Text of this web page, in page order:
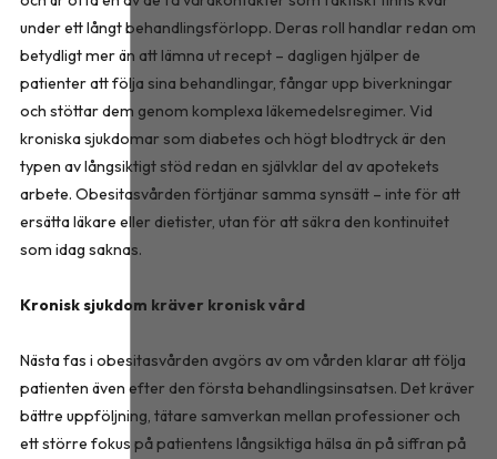
under ett långt behandlingsförlopp. Deras roll handlar redan om
betydligt mer än att lämna ut recept – dagligen hjälper de
patienter att följa sina behandlingar, fångar upp biverkningar
och stöttar dem genom komplexa läkemedelsregimer. Vid
kroniska sjukdomar som diabetes och högt blodtryck är den
typen av långsiktigt stöd redan en självklar del av apotekets
arbete. Obesitasvården förtjänar samma synsätt – inte för att
ersätta läkare eller dietister, utan för att säkra den kontinuitet
som idag saknas.
Kronisk sjukdom kräver kronisk vård
Nästa fas i obesitasvården avgörs av om vården klarar att följa
patienten även efter den första behandlingsinsatsen. Det kräver
bättre uppföljning, tätare samverkan mellan professioner och
ett större fokus på patientens långsiktiga hälsa än på siffran på